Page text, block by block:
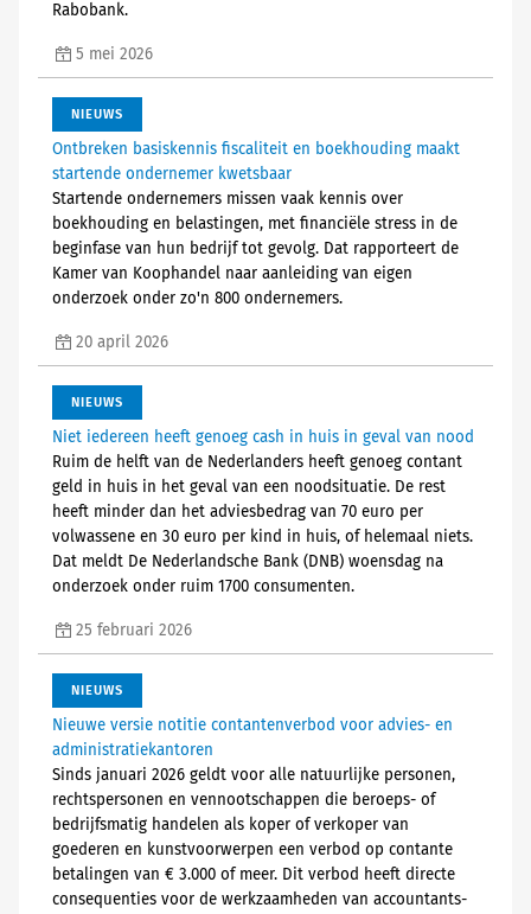
Rabobank.
5 mei 2026
NIEUWS
Ontbreken basiskennis fiscaliteit en boekhouding maakt
startende ondernemer kwetsbaar
Startende ondernemers missen vaak kennis over
boekhouding en belastingen, met financiële stress in de
beginfase van hun bedrijf tot gevolg. Dat rapporteert de
Kamer van Koophandel naar aanleiding van eigen
onderzoek onder zo'n 800 ondernemers.
20 april 2026
NIEUWS
Niet iedereen heeft genoeg cash in huis in geval van nood
Ruim de helft van de Nederlanders heeft genoeg contant
geld in huis in het geval van een noodsituatie. De rest
heeft minder dan het adviesbedrag van 70 euro per
volwassene en 30 euro per kind in huis, of helemaal niets.
Dat meldt De Nederlandsche Bank (DNB) woensdag na
onderzoek onder ruim 1700 consumenten.
25 februari 2026
NIEUWS
Nieuwe versie notitie contantenverbod voor advies- en
administratiekantoren
Sinds januari 2026 geldt voor alle natuurlijke personen,
rechtspersonen en vennootschappen die beroeps- of
bedrijfsmatig handelen als koper of verkoper van
goederen en kunstvoorwerpen een verbod op contante
betalingen van € 3.000 of meer. Dit verbod heeft directe
consequenties voor de werkzaamheden van accountants-